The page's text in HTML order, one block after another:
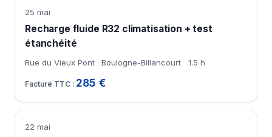
25 mai
Recharge fluide R32 climatisation + test
étanchéité
Rue du Vieux Pont · Boulogne-Billancourt 1.5 h
285 €
22 mai